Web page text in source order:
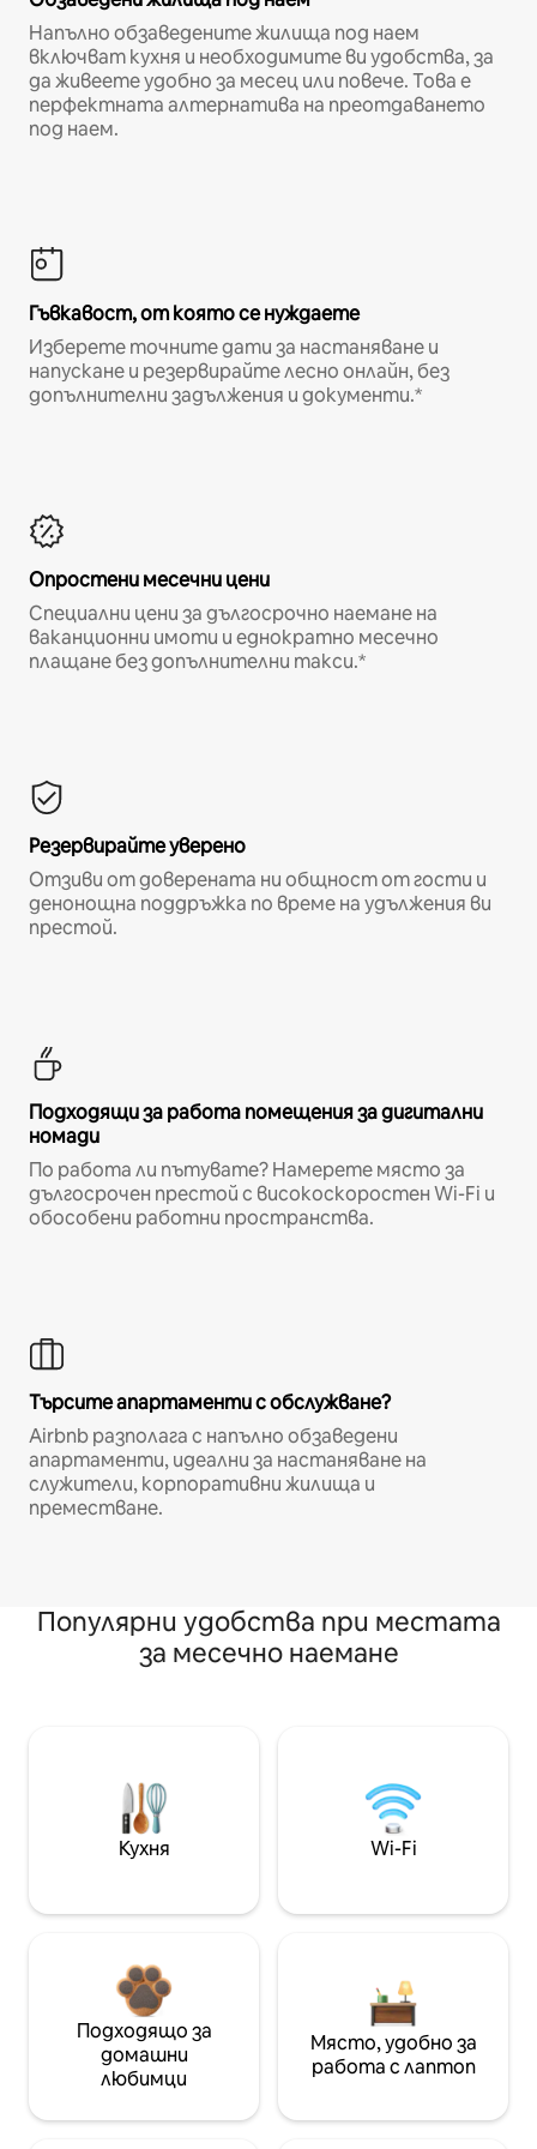
Напълно обзаведените жилища под наем
включват кухня и необходимите ви удобства, за
да живеете удобно за месец или повече. Това е
перфектната алтернатива на преотдаването
под наем.
Гъвкавост, от която се нуждаете
Изберете точните дати за настаняване и
напускане и резервирайте лесно онлайн, без
допълнителни задължения и документи.*
Опростени месечни цени
Специални цени за дългосрочно наемане на
ваканционни имоти и еднократно месечно
плащане без допълнителни такси.*
Резервирайте уверено
Отзиви от доверената ни общност от гости и
денонощна поддръжка по време на удължения ви
престой.
Подходящи за работа помещения за дигитални
номади
По работа ли пътувате? Намерете място за
дългосрочен престой с високоскоростен Wi-Fi и
обособени работни пространства.
Търсите апартаменти с обслужване?
Airbnb разполага с напълно обзаведени
апартаменти, идеални за настаняване на
служители, корпоративни жилища и
преместване.
Популярни удобства при местата
за месечно наемане
Кухня Wi-Fi
Подходящо за
домашни
любимци
Място, удобно за
работа с лаптоп